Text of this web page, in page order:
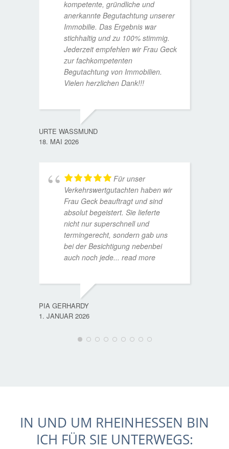
kompetente, gründliche und
anerkannte Begutachtung unserer
Immobilie. Das Ergebnis war
stichhaltig und zu 100% stimmig.
Jederzeit empfehlen wir Frau Geck
zur fachkompetenten
Begutachtung von Immobilien.
Vielen herzlichen Dank!!!
URTE WASSMUND
18. MAI 2026
Für unser
Verkehrswertgutachten haben wir
Frau Geck beauftragt und sind
absolut begeistert. Sie lieferte
nicht nur superschnell und
termingerecht, sondern gab uns
bei der Besichtigung nebenbei
auch noch jede... read more
PIA GERHARDY
1. JANUAR 2026
IN UND UM RHEINHESSEN BIN
ICH FÜR SIE UNTERWEGS: